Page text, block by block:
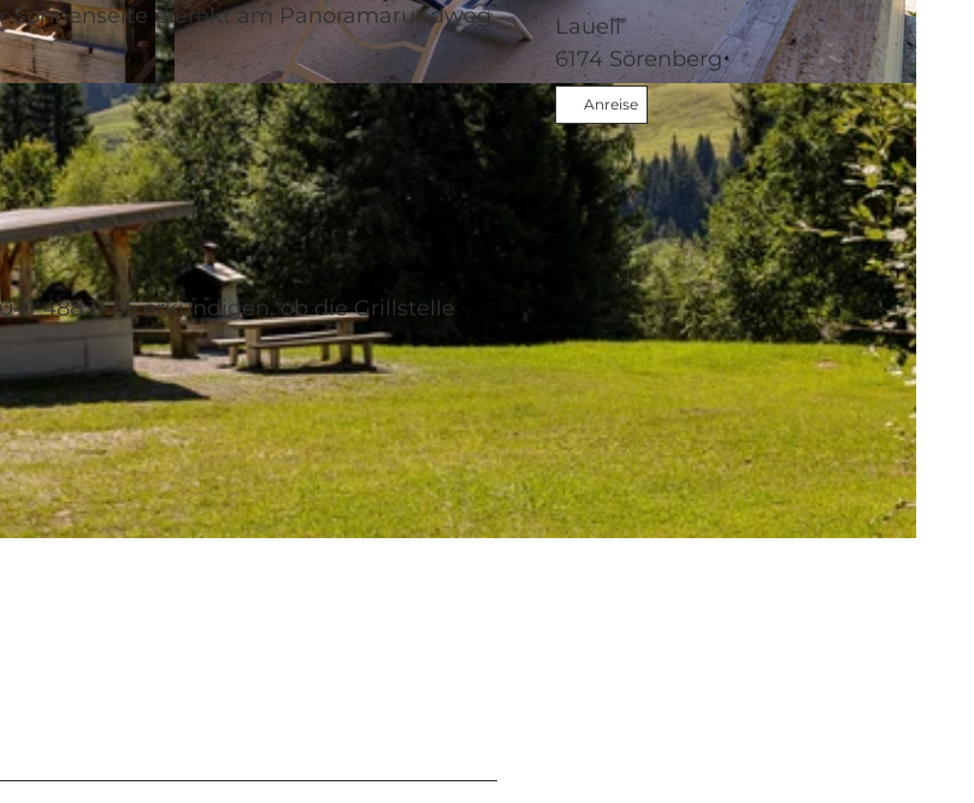
© Bruno Röösli, UNESCO Biosphäre Entlebuch
Sonnenseite dierekt am Panoramarundweg
488 11 85 erkundigen, ob die Grillstelle
Laueli
6174 Sörenberg
Anreise